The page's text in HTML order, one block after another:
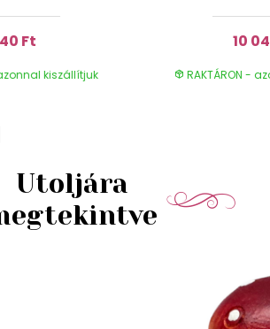
Ft
kiszállítjuk
10
RAKTÁRON -
Utoljára